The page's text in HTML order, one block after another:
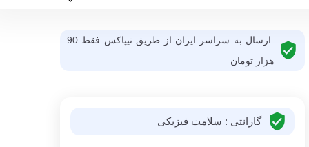
ارسال به سراسر ایران از طریق تیپاکس فقط 90
هزار تومان
گارانتی : سلامت فیزیکی